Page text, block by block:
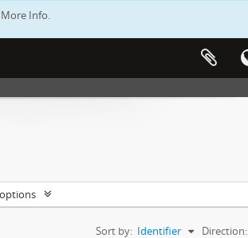
More Info.
Sort by: Identifier Direction: